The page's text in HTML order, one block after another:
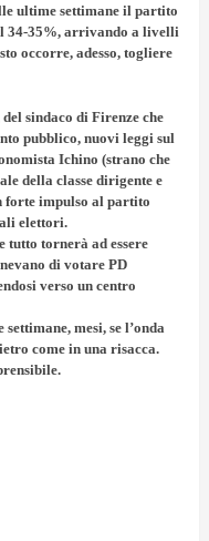
ultime settimane il partito
34-35%, arrivando a livelli
occorre, adesso,togliere
sindaco di Firenze che
pubblico, nuovi leggi sul
Ichino (strano che
della classe dirigente e
forte impulso al partito
elettori.
tutto tornerà ad essere
di votare PD
verso un centro
settimane, mesi,se l’onda
come in una risacca.